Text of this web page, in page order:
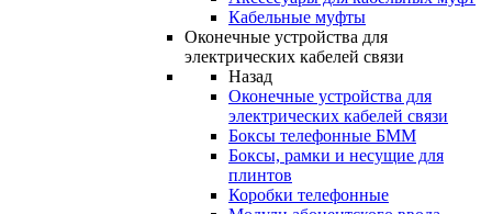
Кабельные муфты
Оконечные устройства для
электрических кабелей связи
Назад
Оконечные устройства для
электрических кабелей связи
Боксы телефонные БММ
Боксы, рамки и несущие для
плинтов
Коробки телефонные